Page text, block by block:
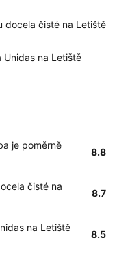
docela čisté na Letiště
Unidas na Letiště
je poměrně
8.8
čisté na
8.7
na Letiště
8.5